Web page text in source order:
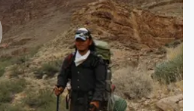
チャレンジ ビュー
CAMPFIRE for Social GoodCAMPFIRE
CAMPFIREふるさと納税machi-yaコミュ